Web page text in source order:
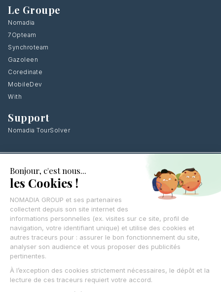
Le Groupe
Nomadia
7Opteam
Synchroteam
Gazoleen
Coredinate
MobileDev
With
Support
Nomadia TourSolver
Laissez vos coordonnées on vous rappelle
CONTACTEZ-NOUS
© Nomadia 2025
Mentions légales – Informations juridiques société Nomadia
Conditions générales d’utilisation
Politique de cookies – Gestion données navigation Nomadia
Protection des données personnelles – Politique Nomadia RGPD